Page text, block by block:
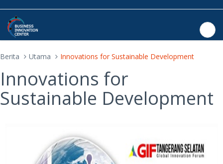
Berita Utama Innovations for Sustainable Development
Innovations for
Sustainable Development